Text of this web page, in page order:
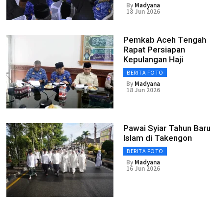
By Madyana
18 Jun 2026
Pemkab Aceh Tengah
Rapat Persiapan
Kepulangan Haji
BERITA FOTO
By Madyana
18 Jun 2026
Pawai Syiar Tahun Baru
Islam di Takengon
BERITA FOTO
By Madyana
16 Jun 2026